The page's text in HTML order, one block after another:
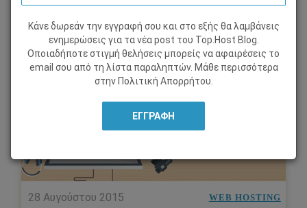
28 Αυγούστου 2015 WEB HOSTING
Κάνε δωρεάν την εγγραφή σου και στο εξής θα λαμβάνεις
ενημερώσεις για τα νέα post του Τοp.Host Blog.
Οποιαδήποτε στιγμή θελήσεις μπορείς να αφαιρέσεις το
email σου από τη λίστα παραληπτών. Μάθε περισσότερα
στην Πολιτική Απορρήτου.